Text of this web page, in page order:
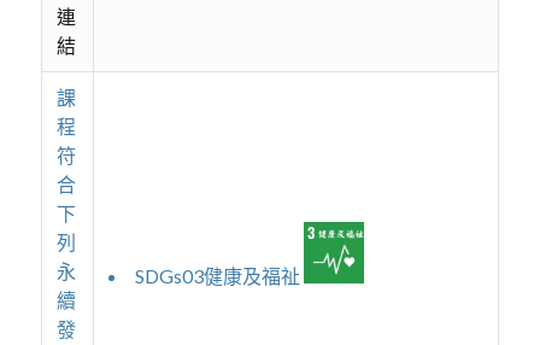
連
結
課
程
符
合
下
列
永
續
發
SDGs03健康及福祉